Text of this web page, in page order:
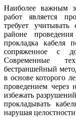
Наиболее важным
работ является
требует учитывать
районе
прокладка кабеля
сопряженное с
Современные
бестраншейный
в основе которого
проведением через
избежать
прокладывать
нарушая